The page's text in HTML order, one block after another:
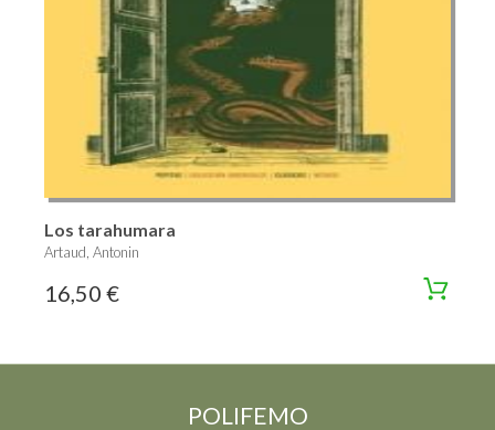
Los tarahumara
Artaud, Antonin
16,50 €
POLIFEMO